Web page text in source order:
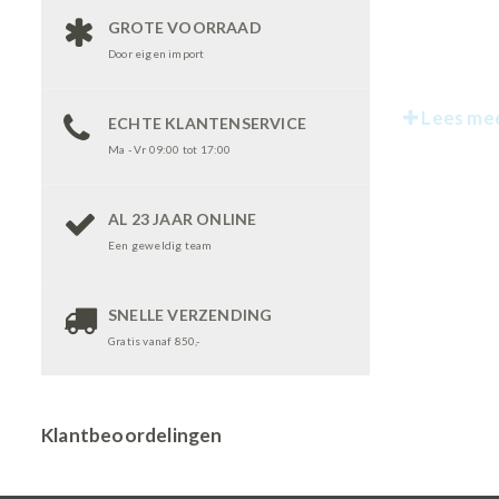
GROTE VOORRAAD
Door eigen import
ECHTE KLANTENSERVICE
Ma - Vr 09:00 tot 17:00
AL 23 JAAR ONLINE
Een geweldig team
SNELLE VERZENDING
Gratis vanaf 850,-
Klantbeoordelingen
Lees